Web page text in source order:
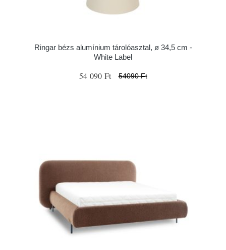
Ringar bézs alumínium tárolóasztal, ø 34,5 cm -
White Label
54 090 Ft 54090 Ft